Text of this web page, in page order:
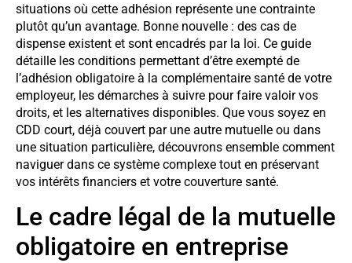
situations où cette adhésion représente une contrainte
plutôt qu’un avantage. Bonne nouvelle : des cas de
dispense existent et sont encadrés par la loi. Ce guide
détaille les conditions permettant d’être exempté de
l’adhésion obligatoire à la complémentaire santé de votre
employeur, les démarches à suivre pour faire valoir vos
droits, et les alternatives disponibles. Que vous soyez en
CDD court, déjà couvert par une autre mutuelle ou dans
une situation particulière, découvrons ensemble comment
naviguer dans ce système complexe tout en préservant
vos intérêts financiers et votre couverture santé.
Le cadre légal de la mutuelle
obligatoire en entreprise